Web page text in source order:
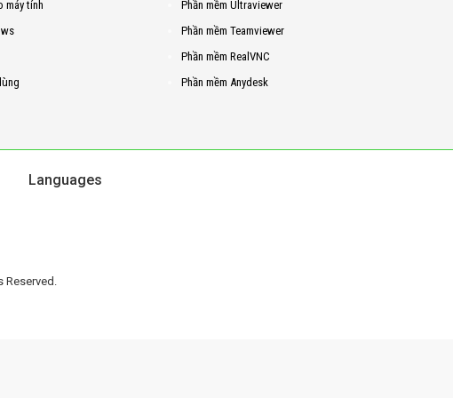
máy tính
Phần mềm Ultraviewer
Phần mềm Teamviewer
Phần mềm RealVNC
Phần mềm Anydesk
Languages